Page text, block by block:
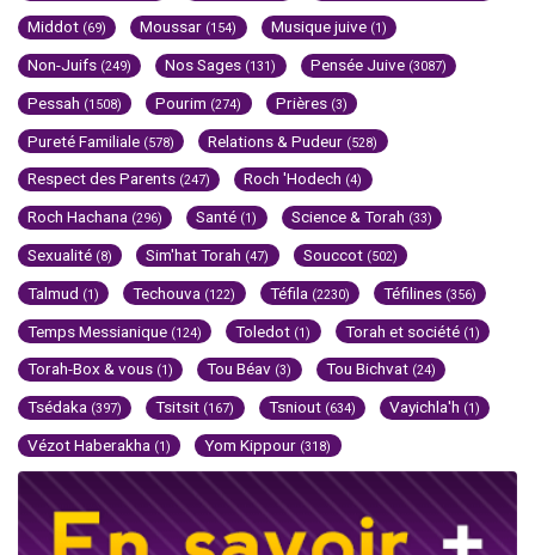
Middot (69) Moussar (154) Musique juive (1)
Non-Juifs (249) Nos Sages (131) Pensée Juive (3087)
Pessah (1508) Pourim (274) Prières (3)
Pureté Familiale (578) Relations & Pudeur (528)
Respect des Parents (247) Roch 'Hodech (4)
Roch Hachana (296) Santé (1) Science & Torah (33)
Sexualité (8) Sim'hat Torah (47) Souccot (502)
Talmud (1) Techouva (122) Téfila (2230) Téfilines (356)
Temps Messianique (124) Toledot (1) Torah et société (1)
Torah-Box & vous (1) Tou Béav (3) Tou Bichvat (24)
Tsédaka (397) Tsitsit (167) Tsniout (634) Vayichla'h (1)
Vézot Haberakha (1) Yom Kippour (318)